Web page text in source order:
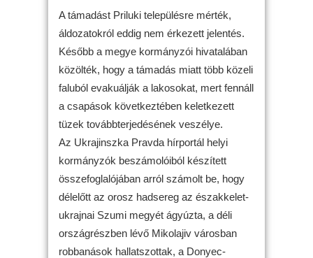
A támadást Priluki településre mérték,
áldozatokról eddig nem érkezett jelentés.
Később a megye kormányzói hivatalában
közölték, hogy a támadás miatt több közeli
faluból evakuálják a lakosokat, mert fennáll
a csapások következtében keletkezett
tüzek továbbterjedésének veszélye.
Az Ukrajinszka Pravda hírportál helyi
kormányzók beszámolóiból készített
összefoglalójában arról számolt be, hogy
délelőtt az orosz hadsereg az északkelet-
ukrajnai Szumi megyét ágyúzta, a déli
országrészben lévő Mikolajiv városban
robbanások hallatszottak, a Donyec-